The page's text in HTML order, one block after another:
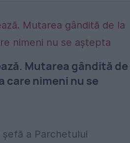
Mutarea gândită de
care nimeni nu se
a Parchetului